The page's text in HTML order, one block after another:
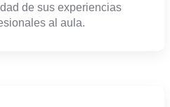
de sus experiencias
al aula.